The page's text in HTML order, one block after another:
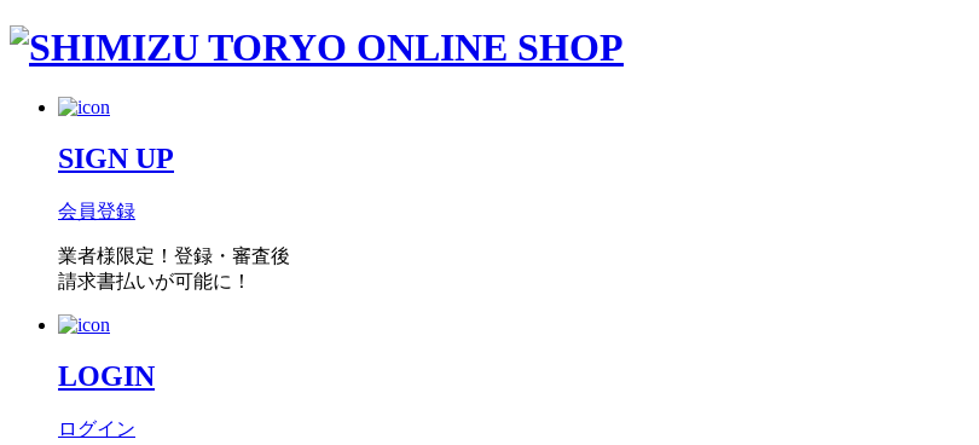
SIGN UP
会員登録
業者様限定！ 登録・審査後
請求書払いが可能に！
LOGIN
ログイン